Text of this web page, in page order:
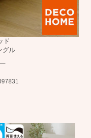
ド
グル